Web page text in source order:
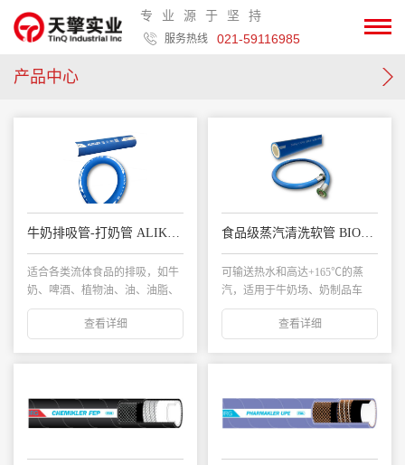
专业源于坚持
服务热线 021-59116985
产品中心
牛奶排吸管-打奶管 ALIKLER G2
适合各类流体食品的排吸，如牛
奶、啤酒、植物油、油、油脂、
红酒、果酒、果汁...
查看详细
食品级蒸汽清洗软管 BIOVAST
可输送热水和高达+165℃的蒸
汽，适用于牛奶场、奶制品车
间、罐头厂、水产...
查看详细